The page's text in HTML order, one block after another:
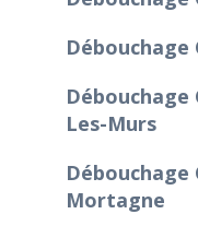
Les-Murs
Débouchage
Mortagne